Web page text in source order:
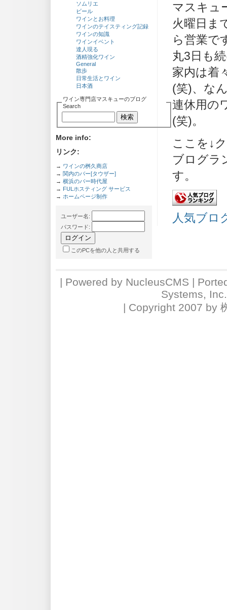
ソムリエ
ビール
ワインとお料理
ワインのテイスティング記録
ワインの知識
ワインイベント
達人現る
酒精強化ワイン
General
散歩
日常生活とワイン
日本酒
ワイン専門店マスキューのブログ
Search
More info:
リンク:
→ ワインの桝久商店
→ 関内のバー[タウザー]
→ 横浜のバー時代屋
→ FULホスティング サービス
→ ホームページ制作
ユーザー名:
パスワード:
このPCを他の人と共用する
マスキュ
火曜日ま
ら営業で
丸3日も
家内は着
(笑)、な
連休用の
(笑)。
ここを↓
ブログラ
す。
人気ブロ
| Powered by NucleusCMS |
Systems,
| Copyright 2007 by